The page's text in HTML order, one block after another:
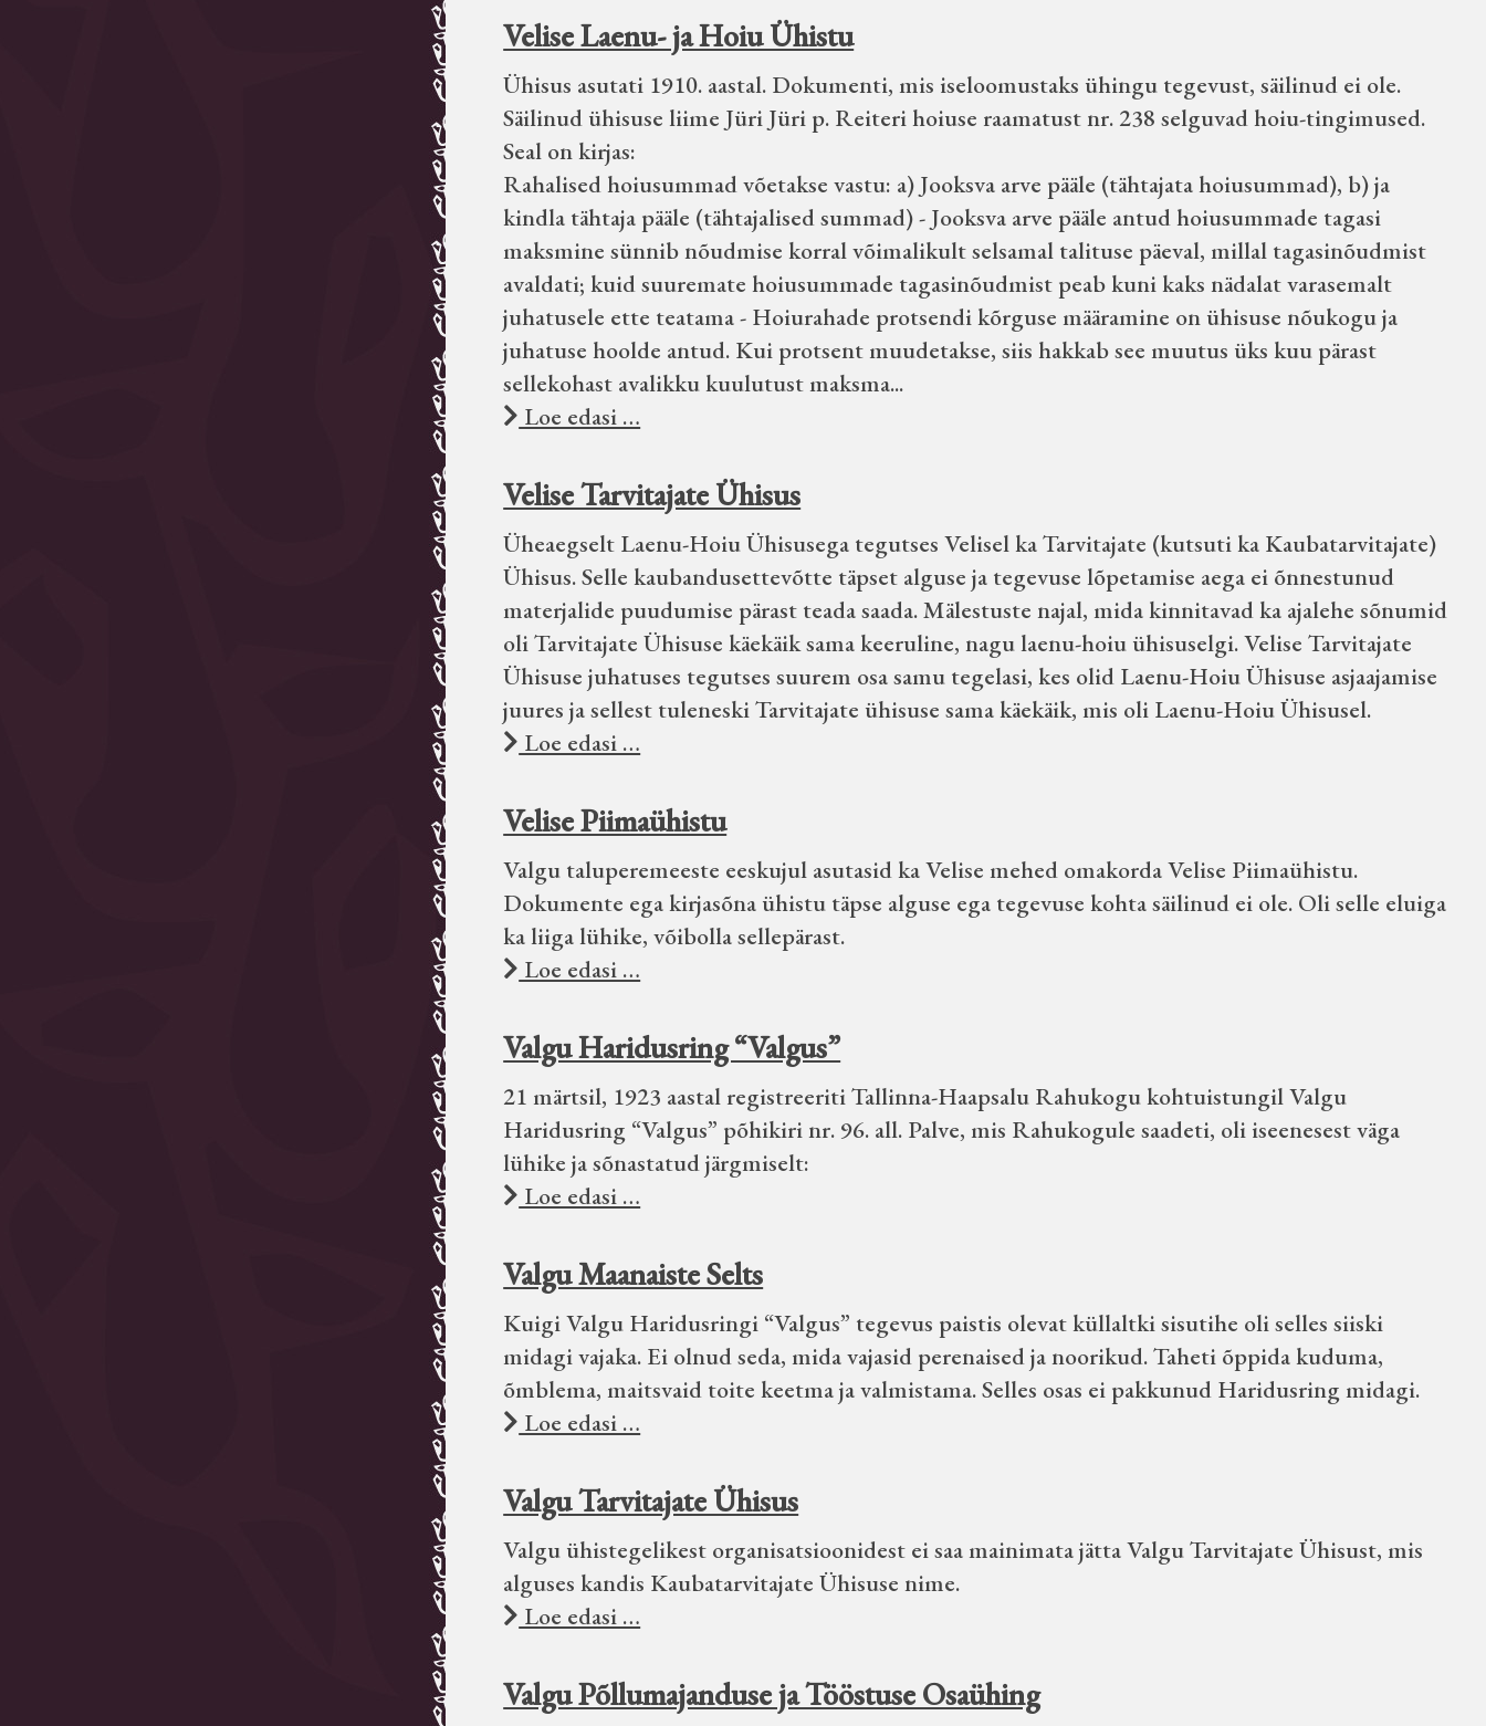
Velise Laenu- ja Hoiu Ühistu
Ühisus asutati 1910. aastal. Dokumenti, mis iseloomustaks ühingu tegevust, säilinud ei ole.
Säilinud ühisuse liime Jüri Jüri p. Reiteri hoiuse raamatust nr. 238 selguvad hoiu-tingimused.
Seal on kirjas:
Rahalised hoiusummad võetakse vastu: a) Jooksva arve pääle (tähtajata hoiusummad), b) ja
kindla tähtaja pääle (tähtajalised summad) - Jooksva arve pääle antud hoiusummade tagasi
maksmine sünnib nõudmise korral võimalikult selsamal talituse päeval, millal tagasinõudmist
avaldati; kuid suuremate hoiusummade tagasinõudmist peab kuni kaks nädalat varasemalt
juhatusele ette teatama - Hoiurahade protsendi kõrguse määramine on ühisuse nõukogu ja
juhatuse hoolde antud. Kui protsent muudetakse, siis hakkab see muutus üks kuu pärast
sellekohast avalikku kuulutust maksma...
Loe edasi …
Velise Tarvitajate Ühisus
Üheaegselt Laenu-Hoiu Ühisusega tegutses Velisel ka Tarvitajate (kutsuti ka Kaubatarvitajate)
Ühisus. Selle kaubandusettevõtte täpset alguse ja tegevuse lõpetamise aega ei õnnestunud
materjalide puudumise pärast teada saada. Mälestuste najal, mida kinnitavad ka ajalehe sõnumid
oli Tarvitajate Ühisuse käekäik sama keeruline, nagu laenu-hoiu ühisuselgi. Velise Tarvitajate
Ühisuse juhatuses tegutses suurem osa samu tegelasi, kes olid Laenu-Hoiu Ühisuse asjaajamise
juures ja sellest tuleneski Tarvitajate ühisuse sama käekäik, mis oli Laenu-Hoiu Ühisusel.
Loe edasi …
Velise Piimaühistu
Valgu taluperemeeste eeskujul asutasid ka Velise mehed omakorda Velise Piimaühistu.
Dokumente ega kirjasõna ühistu täpse alguse ega tegevuse kohta säilinud ei ole. Oli selle eluiga
ka liiga lühike, võibolla sellepärast.
Loe edasi …
Valgu Haridusring “Valgus”
21 märtsil, 1923 aastal registreeriti Tallinna-Haapsalu Rahukogu kohtuistungil Valgu
Haridusring “Valgus” põhikiri nr. 96. all. Palve, mis Rahukogule saadeti, oli iseenesest väga
lühike ja sõnastatud järgmiselt:
Loe edasi …
Valgu Maanaiste Selts
Kuigi Valgu Haridusringi “Valgus” tegevus paistis olevat küllaltki sisutihe oli selles siiski
midagi vajaka. Ei olnud seda, mida vajasid perenaised ja noorikud. Taheti õppida kuduma,
õmblema, maitsvaid toite keetma ja valmistama. Selles osas ei pakkunud Haridusring midagi.
Loe edasi …
Valgu Tarvitajate Ühisus
Valgu ühistegelikest organisatsioonidest ei saa mainimata jätta Valgu Tarvitajate Ühisust, mis
alguses kandis Kaubatarvitajate Ühisuse nime.
Loe edasi …
Valgu Põllumajanduse ja Tööstuse Osaühing